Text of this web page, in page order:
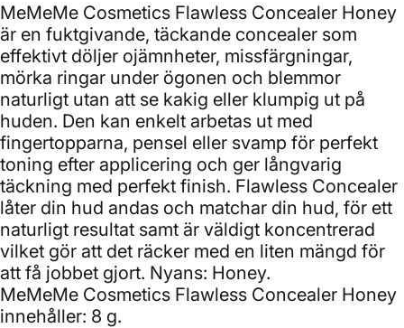
MeMeMe Cosmetics Flawless Concealer Honey
är en fuktgivande, täckande concealer som
effektivt döljer ojämnheter, missfärgningar,
mörka ringar under ögonen och blemmor
naturligt utan att se kakig eller klumpig ut på
huden. Den kan enkelt arbetas ut med
fingertopparna, pensel eller svamp för perfekt
toning efter applicering och ger långvarig
täckning med perfekt finish. Flawless Concealer
låter din hud andas och matchar din hud, för ett
naturligt resultat samt är väldigt koncentrerad
vilket gör att det räcker med en liten mängd för
att få jobbet gjort. Nyans: Honey.
MeMeMe Cosmetics Flawless Concealer Honey
innehåller: 8 g.